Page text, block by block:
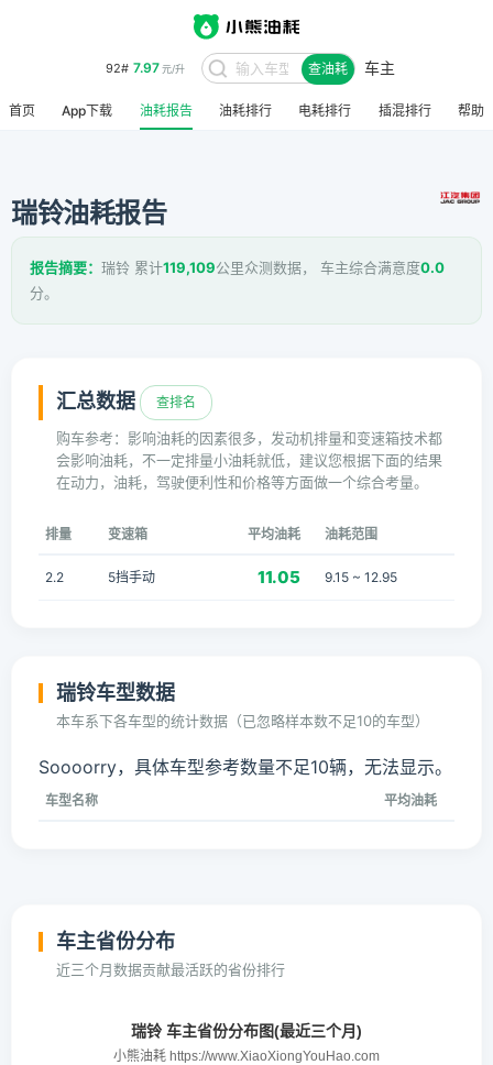
92# 7.97元/升 查油耗 车主
首页 App下载 油耗报告 油耗排行 电耗排行 插混排行 帮助
瑞铃油耗报告
报告摘要： 瑞铃 累计119,109公里众测数据， 车主综合满意度0.0
分。
汇总数据 查排名
购车参考：影响油耗的因素很多，发动机排量和变速箱技术都
会影响油耗，不一定排量小油耗就低，建议您根据下面的结果
在动力，油耗，驾驶便利性和价格等方面做一个综合考量。
排量 变速箱 平均油耗 油耗范围
2.2 5挡手动 11.05 9.15 ~ 12.95
瑞铃车型数据
本车系下各车型的统计数据（已忽略样本数不足10的车型）
Soooorry，具体车型参考数量不足10辆，无法显示。
车型名称 平均油耗
车主省份分布
近三个月数据贡献最活跃的省份排行